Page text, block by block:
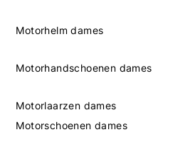
Motorhelm dames
Motorhandschoenen dames
Motorlaarzen dames
Motorschoenen dames